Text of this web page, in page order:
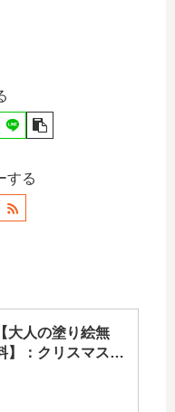
する
【大人の塗り絵無
】：クリスマスツ